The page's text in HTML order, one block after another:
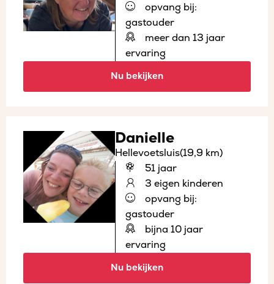
opvang bij:
gastouder
meer dan 13 jaar
ervaring
Nu bekijken
Danielle
Hellevoetsluis(19,9 km)
51 jaar
3 eigen kinderen
opvang bij:
gastouder
bijna 10 jaar
ervaring
Nu bekijken